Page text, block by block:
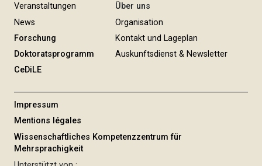
Veranstaltungen
News
Forschung
Doktoratsprogramm
CeDiLE
Über uns
Organisation
Kontakt und Lageplan
Auskunftsdienst & Newsletter
Impressum
Mentions légales
Wissenschaftliches Kompetenzzentrum für
Mehrsprachigkeit